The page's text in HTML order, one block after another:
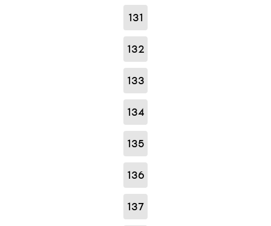
131
132
133
134
135
136
137